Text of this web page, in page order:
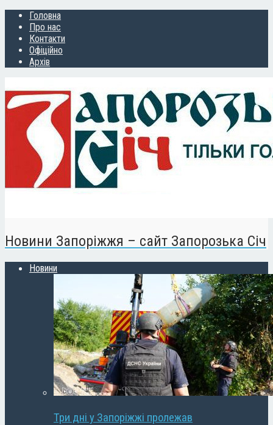
Головна
Про нас
Контакти
Офіційно
Архів
Новини Запоріжжя – сайт Запорозька Січ
Новини
Три дні у Запоріжжі пролежав